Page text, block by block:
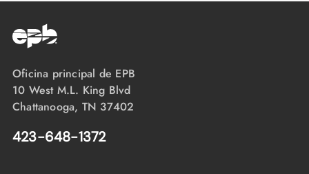
Oficina principal de EPB
10 West M.L. King Blvd
Chattanooga, TN 37402
423-648-1372